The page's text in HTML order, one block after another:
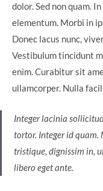
dolor. Sed non quam.
elementum. Morbi in
Donec lacus nunc,
Vestibulum tincidunt
enim. Curabitur sit
ullamcorper. Nulla
Integer lacinia
tortor. Integer id quam.
tristique, dignissim in,
libero eget ante.